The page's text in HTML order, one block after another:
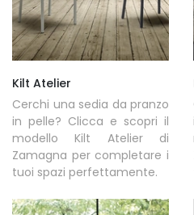
Kilt Atelier
Cerchi una sedia da pranzo
in pelle? Clicca e scopri il
modello Kilt Atelier di
Zamagna per completare i
tuoi spazi perfettamente.